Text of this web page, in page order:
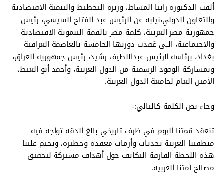
ألقت الدكتورة رانيا المشاط، وزيرة التخطيط والتنمية الاقتصادية
والتعاون الدولي،نيابة عن الرئيس عبد الفتاح السيسي، رئيس
جمهورية مصر العربية، كلمة مصر بالقمة التنموية الاقتصادية
والاجتماعية، التي عُقدت دورتها الخامسة بالعاصمة العراقية
بغداد، برئاسة الرئيس عبداللطيف رشيد، رئيس جمهورية العراق،
وبمشاركة الوفود الرسمية من الدول العربية، وأحمد أبو الغيط،
الأمين العام لجامعة الدول العربية.
وجاء نص الكلمة كالتالي:-
تنعقد قمتنا اليوم في ظرف تاريخي بالغ الدقة تواجه فيه
منطقتنا العربية تحديات وأزمات معقدة وخطيرة، وتحتم علينا
هذه اللحظة الفارقة التكاتف حول أهداف مشتركة لتحقيق
مصالح أمتنا العربية.